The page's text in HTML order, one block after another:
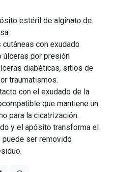
estéril de alginato de
con exudado
úlceras por presión
diabéticas, sitios de
traumatismos.
con el exudado de la
que mantiene un
para la cicatrización.
y el apósito transforma el
puede ser removido